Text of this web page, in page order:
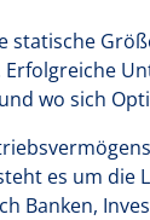
statische
wo sich
es um
Banken,